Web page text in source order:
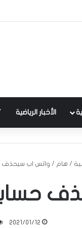
الأخبار الرياضية
/ هام / واتس اب سيحذف
2021/01/12